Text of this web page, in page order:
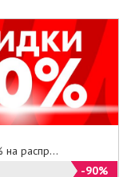
на распр...
-90%